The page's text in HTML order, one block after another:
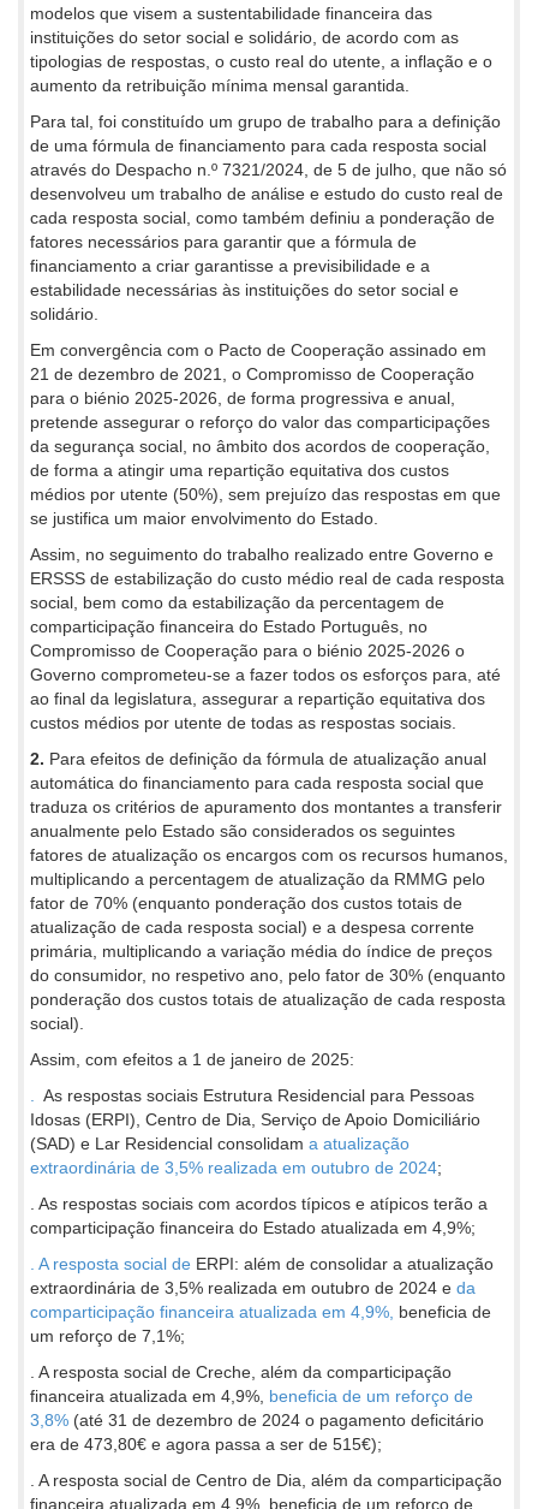
modelos que visem a sustentabilidade financeira das
instituições do setor social e solidário, de acordo com as
tipologias de respostas, o custo real do utente, a inflação e o
aumento da retribuição mínima mensal garantida.
Para tal, foi constituído um grupo de trabalho para a definição
de uma fórmula de financiamento para cada resposta social
através do Despacho n.º 7321/2024, de 5 de julho, que não só
desenvolveu um trabalho de análise e estudo do custo real de
cada resposta social, como também definiu a ponderação de
fatores necessários para garantir que a fórmula de
financiamento a criar garantisse a previsibilidade e a
estabilidade necessárias às instituições do setor social e
solidário.
Em convergência com o Pacto de Cooperação assinado em
21 de dezembro de 2021, o Compromisso de Cooperação
para o biénio 2025-2026, de forma progressiva e anual,
pretende assegurar o reforço do valor das comparticipações
da segurança social, no âmbito dos acordos de cooperação,
de forma a atingir uma repartição equitativa dos custos
médios por utente (50%), sem prejuízo das respostas em que
se justifica um maior envolvimento do Estado.
Assim, no seguimento do trabalho realizado entre Governo e
ERSSS de estabilização do custo médio real de cada resposta
social, bem como da estabilização da percentagem de
comparticipação financeira do Estado Português, no
Compromisso de Cooperação para o biénio 2025-2026 o
Governo comprometeu-se a fazer todos os esforços para, até
ao final da legislatura, assegurar a repartição equitativa dos
custos médios por utente de todas as respostas sociais.
2. Para efeitos de definição da fórmula de atualização anual
automática do financiamento para cada resposta social que
traduza os critérios de apuramento dos montantes a transferir
anualmente pelo Estado são considerados os seguintes
fatores de atualização os encargos com os recursos humanos,
multiplicando a percentagem de atualização da RMMG pelo
fator de 70% (enquanto ponderação dos custos totais de
atualização de cada resposta social) e a despesa corrente
primária, multiplicando a variação média do índice de preços
do consumidor, no respetivo ano, pelo fator de 30% (enquanto
ponderação dos custos totais de atualização de cada resposta
social).
Assim, com efeitos a 1 de janeiro de 2025:
As respostas sociais Estrutura Residencial para Pessoas
Idosas (ERPI), Centro de Dia, Serviço de Apoio Domiciliário
(SAD) e Lar Residencial consolidam a atualização
extraordinária de 3,5% realizada em outubro de 2024;
. As respostas sociais com acordos típicos e atípicos terão a
comparticipação financeira do Estado atualizada em 4,9%;
. A resposta social de ERPI: além de consolidar a atualização
extraordinária de 3,5% realizada em outubro de 2024 e da
comparticipação financeira atualizada em 4,9%, beneficia de
um reforço de 7,1%;
. A resposta social de Creche, além da comparticipação
financeira atualizada em 4,9%, beneficia de um reforço de
3,8% (até 31 de dezembro de 2024 o pagamento deficitário
era de 473,80€ e agora passa a ser de 515€);
. A resposta social de Centro de Dia, além da comparticipação
financeira atualizada em 4,9%, beneficia de um reforço de